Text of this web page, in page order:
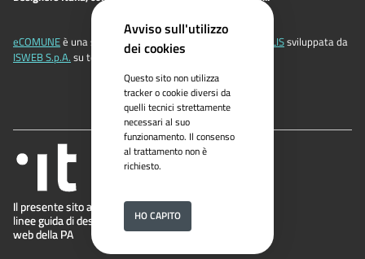
eCOMUNEè una soluzione applicativa della famiglia ePOLISsviluppata da
ISWEB S.p.A. su tecnologiaISWEB®
Avviso sull'utilizzo
dei cookies
Questo sito non utilizza
tracker o cookie diversi da
quelli tecnici strettamente
necessari al suo
funzionamento. Il consenso
al trattamento non è
richiesto.
HO CAPITO